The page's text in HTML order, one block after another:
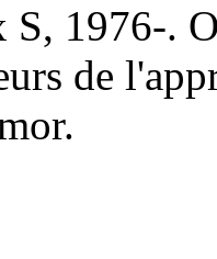
S, 1976-.
de